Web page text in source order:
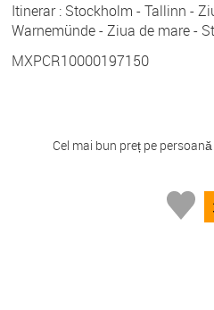
Itinerar : Stockholm - Tallinn -
Warnemünde - Ziua de mare -
MXPCR10000197150
Cel mai bun preț pe